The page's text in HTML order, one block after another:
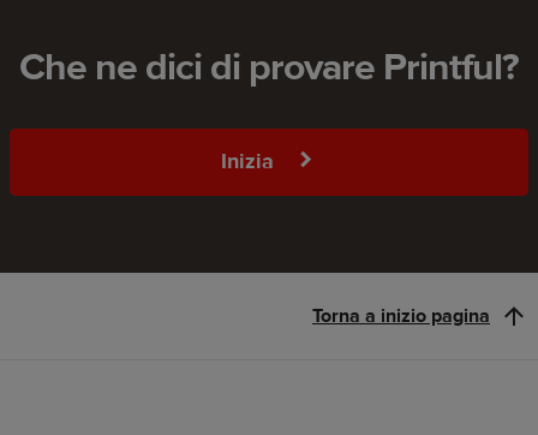
Che ne dici di provare Printful?
Inizia
Torna a inizio pagina